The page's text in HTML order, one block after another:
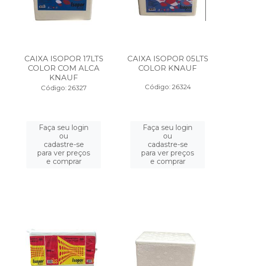
CAIXA ISOPOR 17LTS
COLOR COM ALCA
KNAUF
Código: 26327
Faça seu login
ou
cadastre-se
para ver preços
e comprar
CAIXA ISOPOR 05LTS
COLOR KNAUF
Código: 26324
Faça seu login
ou
cadastre-se
para ver preços
e comprar